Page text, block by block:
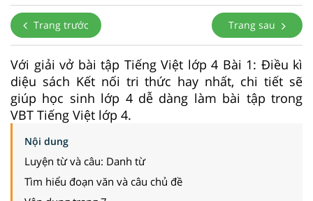
Trang trước Trang sau
Với giải vở bài tập Tiếng Việt lớp 4 Bài 1: Điều kì
diệu sách Kết nối tri thức hay nhất, chi tiết sẽ
giúp học sinh lớp 4 dễ dàng làm bài tập trong
VBT Tiếng Việt lớp 4.
Nội dung
Luyện từ và câu: Danh từ
Tìm hiểu đoạn văn và câu chủ đề